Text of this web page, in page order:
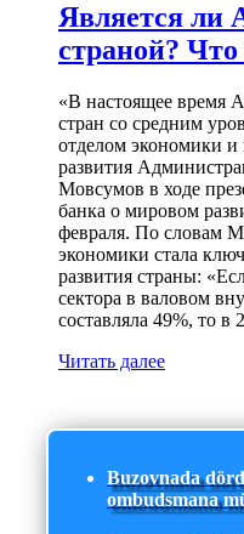
Является ли
страной? Что
«В настоящее время
стран со средним
отделом экономики
развития
Мовсумов в ходе
банка о мировом
февраля. По словам
экономики стала
развития страны:
сектора в валовом
составляла 49%, то в
Читать далее
Buzovnada
ombudsmana